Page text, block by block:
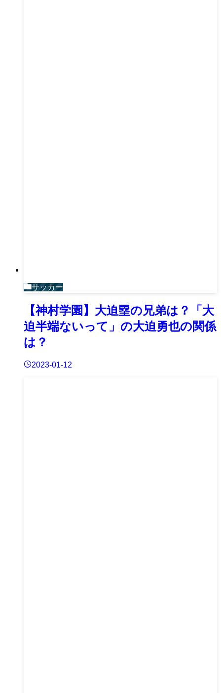
サッカー
【神村学園】大迫塁の兄弟は？「大
迫半端ないって」の大迫勇也の関係
は？
2023-01-12